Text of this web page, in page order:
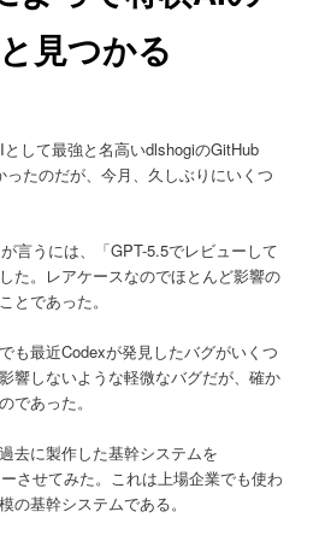
見つかる
して最強と名高いdlshogiのGitHub
たのだが、今月、久しぶりにいくつ
言うには、「GPT-5.5でレビューして
た。レアケースなのでほとんど影響の
とであった。
も最近Codexが発見したバグがいくつ
響しないような軽微なバグだが、確か
であった。
去に製作した基幹システムを
させてみた。これは上場企業でも使わ
の基幹システムである。